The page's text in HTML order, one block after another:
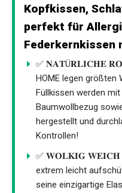
Kopfkissen,
perfekt für
Federkernkissen
✅ 𝐍𝐀𝐓Ü𝐑𝐋𝐈𝐂𝐇𝐄
HOME legen größten
Füllkissen werden
Baumwollbezug
hergestellt und
Kontrollen!
✅ 𝐖𝐎𝐋𝐊𝐈𝐆 𝐖𝐄𝐈𝐂𝐇 -
extrem leicht
seine einzigartige